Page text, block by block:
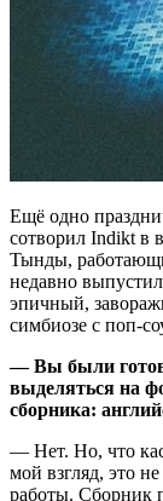
Ещё одно
сотворил Indikt в
Тынды,
недавно
эпичный,
симбиозе с поп-
— Вы были
выделяться на
сборника:
— Нет. Но, что
мой взгляд, это
работы. Сборник